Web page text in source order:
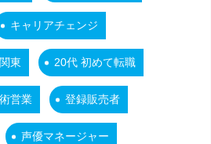
キャリアチェンジ
関東 20代 初めて転職
営業 登録販売者
声優マネージャー